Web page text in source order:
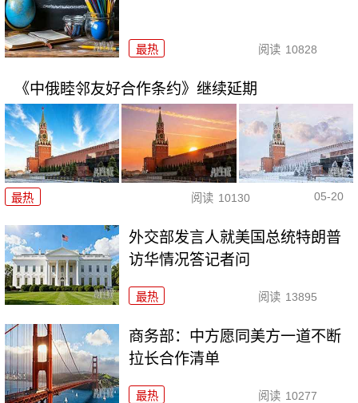
最热 阅读 10828
《中俄睦邻友好合作条约》继续延期
最热 阅读 10130 05-20
外交部发言人就美国总统特朗普
访华情况答记者问
最热 阅读 13895
商务部：中方愿同美方一道不断
拉长合作清单
最热 阅读 10277